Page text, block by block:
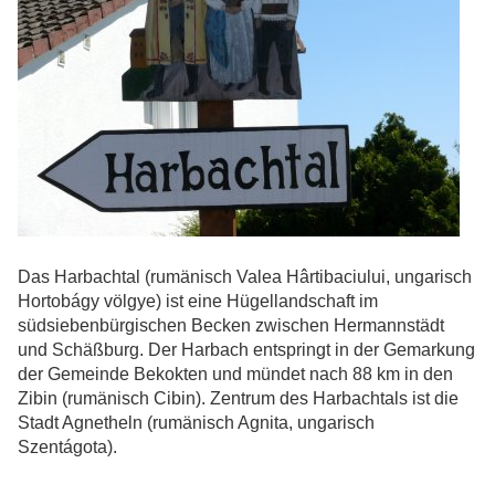
Das Harbachtal (rumänisch Valea Hârtibaciului, ungarisch
Hortobágy völgye) ist eine Hügellandschaft im
südsiebenbürgischen Becken zwischen Hermannstädt
und Schäßburg. Der Harbach entspringt in der Gemarkung
der Gemeinde Bekokten und mündet nach 88 km in den
Zibin (rumänisch Cibin). Zentrum des Harbachtals ist die
Stadt Agnetheln (rumänisch Agnita, ungarisch
Szentágota).